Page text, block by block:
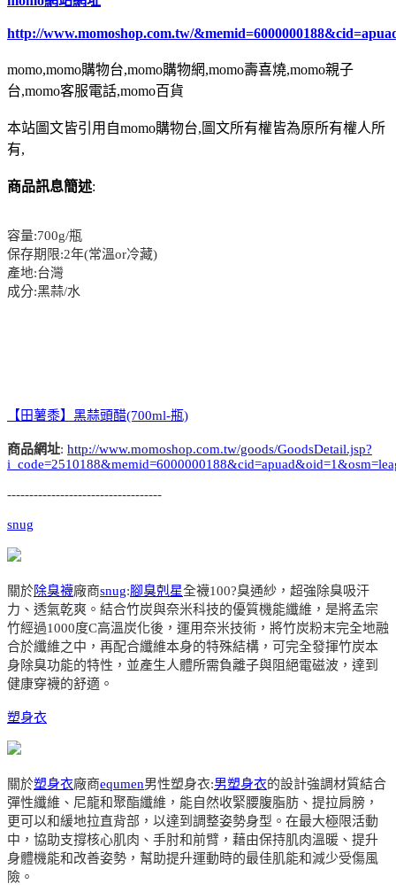
http://www.momoshop.com.tw/
momo,momo購物台,momo購物網,momo壽喜燒,momo親子
台,momo客服電話,momo百貨
本站圖文皆引用自momo購物台,圖文所有權皆為原所有權人所
有,
商品訊息簡述:
容量:700g/瓶
保存期限:2年(常溫or冷藏)
產地:台灣
成分:黑蒜/水
【田薯黍】黑蒜頭醋(700ml-瓶)
商品網址: http://www.momoshop.com.tw/goods/GoodsDetail.jsp?
-----------------------------------
snug
關於除臭襪廠商snug:腳臭剋星全襪100?臭通紗，超強除臭吸汗
力、透氣乾爽。結合竹炭與奈米科技的優質機能纖維，是將孟宗
竹經過1000度C高溫炭化後，運用奈米技術，將竹炭粉末完全地融
合於纖維之中，再配合纖維本身的特殊結構，可完全發揮竹炭本
身除臭功能的特性，並產生人體所需負離子與阻絕電磁波，達到
健康穿襪的舒適。
塑身衣
關於塑身衣廠商equmen男性塑身衣:男塑身衣的設計強調材質結合
彈性纖維、尼龍和聚酯纖維，能自然收緊腰腹脂肪、提拉肩膀，
更可以和緩地拉直背部，以達到調整姿勢身型。在最大極限活動
中，協助支撐核心肌肉、手肘和前臂，藉由保持肌肉溫暖、提升
身體機能和改善姿勢，幫助提升運動時的最佳肌能和減少受傷風
險。